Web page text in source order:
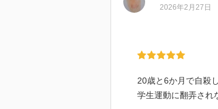
2026年2月27日
20歳と6か月で自殺
学生運動に翻弄され